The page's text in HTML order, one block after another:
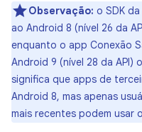
Observação: o SDK
ao Android 8 (nível 26 da
enquanto o app Conexão
Android 9 (nível 28 da API)
significa que apps de
Android 8, mas apenas
mais recentes podem usar